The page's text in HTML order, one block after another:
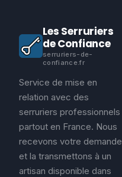
Les Serruriers
de Confiance
serruriers-de-
confiance.fr
Service de mise en
relation avec des
serruriers professionnels
partout en France. Nous
recevons votre demande
et la transmettons à un
artisan disponible dans